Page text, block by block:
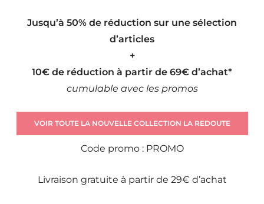
Jusqu’à 50% de réduction sur une sélection
d’articles
+
10€ de réduction à partir de 69€ d’achat*
cumulable avec les promos
VOIR TOUTE LA NOUVELLE COLLECTION LA REDOUTE
Code promo : PROMO
Livraison gratuite à partir de 29€ d’achat